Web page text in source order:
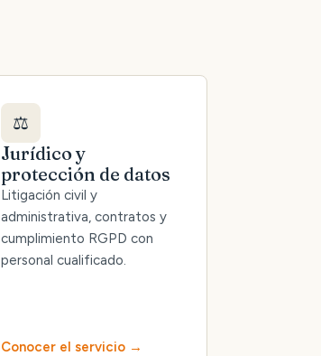
⚖️
Jurídico y
protección de datos
Litigación civil y
administrativa, contratos y
cumplimiento RGPD con
personal cualificado.
Conocer el servicio